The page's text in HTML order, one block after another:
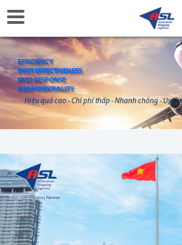
EFFICIENCY
COST EFFECTIVENESS
FAST RESPONSE
CONFIDENTIALITY
Hiệu quả cao - Chi phí thấp - Nhanh chóng - Uy tín